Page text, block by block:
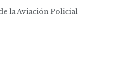
la Aviación Policial